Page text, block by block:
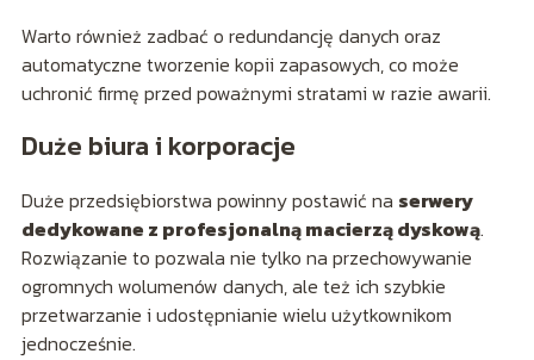
Warto również zadbać o redundancję danych oraz
automatyczne tworzenie kopii zapasowych, co może
uchronić firmę przed poważnymi stratami w razie awarii.
Duże biura i korporacje
Duże przedsiębiorstwa powinny postawić na serwery
dedykowane z profesjonalną macierzą dyskową.
Rozwiązanie to pozwala nie tylko na przechowywanie
ogromnych wolumenów danych, ale też ich szybkie
przetwarzanie i udostępnianie wielu użytkownikom
jednocześnie.